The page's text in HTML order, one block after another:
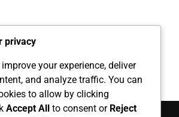
privacy
your experience, deliver
and analyze traffic. You can
to allow by clicking
Accept All to consent or Reject